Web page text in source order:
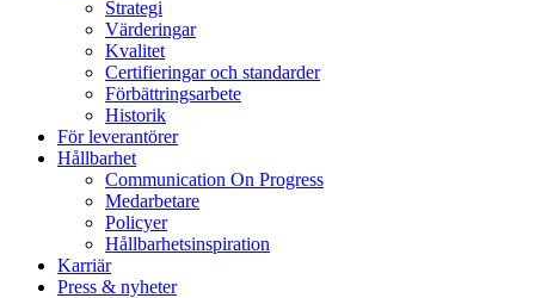
Strategi
Värderingar
Kvalitet
Certifieringar och standarder
Förbättringsarbete
Historik
För leverantörer
Hållbarhet
Communication On Progress
Medarbetare
Policyer
Hållbarhetsinspiration
Karriär
Press & nyheter